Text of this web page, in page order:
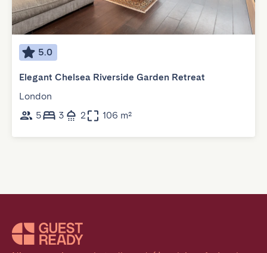
5.0
Elegant Chelsea Riverside Garden Retreat
London
5
3 2 106 m²